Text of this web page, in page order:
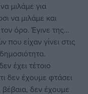
μιλάμε για
να μιλάμε και
όρο. Έγινε της…
είχαν γίνει στις
έχει τέτοιο
δεν έχουμε φτάσει
δεν έχουμε